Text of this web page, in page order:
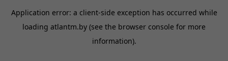
Application error: a client-side exception has occurred while
loading atlantm.by (see the browser console for more
information).